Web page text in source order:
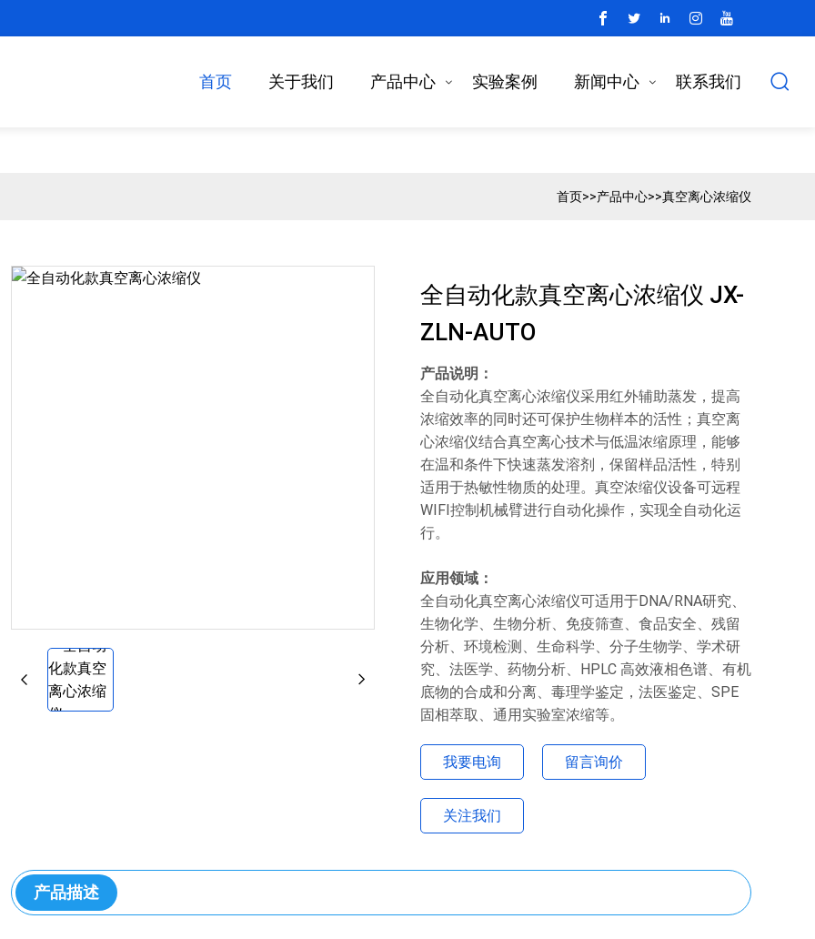
首页 关于我们 产品中心 实验案例 新闻中心 联系我们
首页>>产品中心>>真空离心浓缩仪
全自动化款真空离心浓缩仪 JX-
ZLN-AUTO
产品说明：
全自动化真空离心浓缩仪采用红外辅助蒸发，提高
浓缩效率的同时还可保护生物样本的活性；真空离
心浓缩仪结合真空离心技术与低温浓缩原理，能够
在温和条件下快速蒸发溶剂，保留样品活性，特别
适用于热敏性物质的处理。真空浓缩仪设备可远程
WIFI控制机械臂进行自动化操作，实现全自动化运
行。
应用领域：
全自动化真空离心浓缩仪可适用于DNA/RNA研究、
生物化学、生物分析、免疫筛查、食品安全、残留
分析、环境检测、生命科学、分子生物学、学术研
究、法医学、药物分析、HPLC 高效液相色谱、有机
底物的合成和分离、毒理学鉴定，法医鉴定、SPE
固相萃取、通用实验室浓缩等。
我要电询 留言询价
关注我们
产品描述